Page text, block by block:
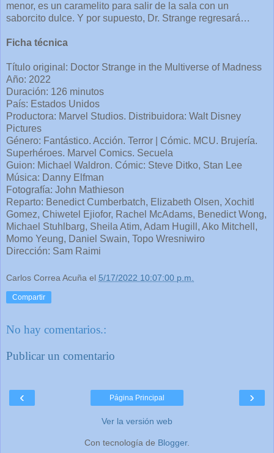
menor, es un caramelito para salir de la sala con un
saborcito dulce. Y por supuesto, Dr. Strange regresará…
Ficha técnica
Título original: Doctor Strange in the Multiverse of Madness
Año: 2022
Duración: 126 minutos
País: Estados Unidos
Productora: Marvel Studios. Distribuidora: Walt Disney
Pictures
Género: Fantástico. Acción. Terror | Cómic. MCU. Brujería.
Superhéroes. Marvel Comics. Secuela
Guion: Michael Waldron. Cómic: Steve Ditko, Stan Lee
Música: Danny Elfman
Fotografía: John Mathieson
Reparto: Benedict Cumberbatch, Elizabeth Olsen, Xochitl
Gomez, Chiwetel Ejiofor, Rachel McAdams, Benedict Wong,
Michael Stuhlbarg, Sheila Atim, Adam Hugill, Ako Mitchell,
Momo Yeung, Daniel Swain, Topo Wresniwiro
Dirección: Sam Raimi
Carlos Correa Acuña el 5/17/2022 10:07:00 p.m.
Compartir
No hay comentarios.:
Publicar un comentario
‹ ›
Página Principal
Ver la versión web
Con tecnología de Blogger.